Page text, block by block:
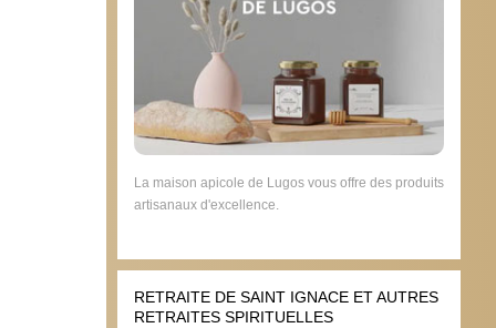
La maison apicole de Lugos vous offre des produits
artisanaux d'excellence.
RETRAITE DE SAINT IGNACE ET AUTRES
RETRAITES SPIRITUELLES